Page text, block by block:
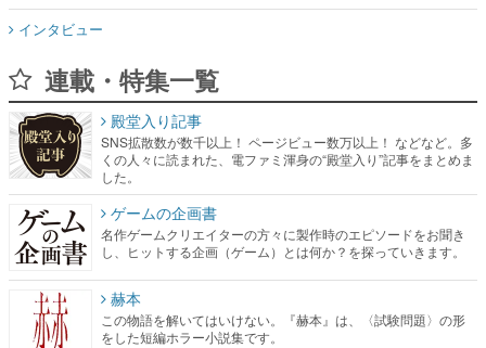
インタビュー
連載・特集一覧
殿堂入り記事
SNS拡散数が数千以上！ ページビュー数万以上！ などなど。多
くの人々に読まれた、電ファミ渾身の“殿堂入り”記事をまとめま
した。
ゲームの企画書
名作ゲームクリエイターの方々に製作時のエピソードをお聞き
し、ヒットする企画（ゲーム）とは何か？を探っていきます。
赫本
この物語を解いてはいけない。『赫本』は、〈試験問題〉の形
をした短編ホラー小説集です。